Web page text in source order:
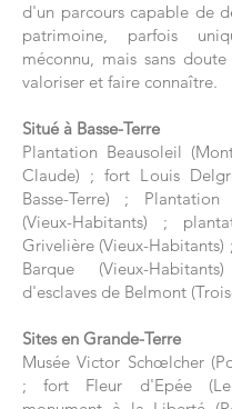
d'un parcours capable de
patrimoine, parfois
méconnu, mais sans doute
valoriser et faire connaître.
Situé à Basse-Terre
Plantation Beausoleil
Claude) ; fort Louis
Basse-Terre) ;
(Vieux-Habitants) ;
Grivelière (Vieux-Habitants)
Barque (Vieux-
d'esclaves de Belmont
Sites en Grande-Terre
Musée Victor Schœlcher
; fort Fleur d'Epée